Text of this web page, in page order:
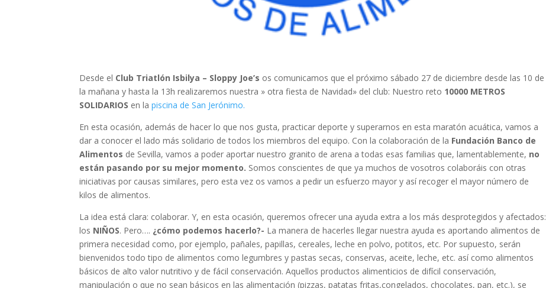
Desde el Club Triatlón Isbilya – Sloppy Joe’s os comunicamos que el próximo sábado 27 de diciembre desde las 10 de
la mañana y hasta la 13h realizaremos nuestra » otra fiesta de Navidad» del club: Nuestro reto 10000 METROS
SOLIDARIOS en lapiscina de San Jerónimo.
En esta ocasión, además de hacer lo que nos gusta, practicar deporte y superarnos en esta maratón acuática, vamos a
dar a conocer el lado más solidario de todos los miembros del equipo. Con la colaboración de la Fundación Banco de
Alimentos de Sevilla, vamos a poder aportar nuestro granito de arena a todas esas familias que, lamentablemente, no
están pasando por su mejor momento. Somos conscientes de que ya muchos de vosotros colaboráis con otras
iniciativas por causas similares, pero esta vez os vamos a pedir un esfuerzo mayor y así recoger el mayor número de
kilos de alimentos.
La idea está clara: colaborar. Y, en esta ocasión, queremos ofrecer una ayuda extra a los más desprotegidos y afectados:
los NIÑOS. Pero…. ¿cómo podemos hacerlo?- La manera de hacerles llegar nuestra ayuda es aportando alimentos de
primera necesidad como, por ejemplo, pañales, papillas, cereales, leche en polvo, potitos, etc. Por supuesto, serán
bienvenidos todo tipo de alimentos como legumbres y pastas secas, conservas, aceite, leche, etc. así como alimentos
básicos de alto valor nutritivo y de fácil conservación. Aquellos productos alimenticios de difícil conservación,
manipulación o que no sean básicos en las alimentación (pizzas, patatas fritas,congelados, chocolates, pan, etc.), se